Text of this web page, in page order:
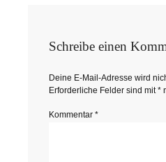
Schreibe einen
Deine E-Mail-Adresse wird
Erforderliche Felder sind mit*
Kommentar *